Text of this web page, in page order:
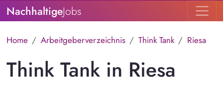
NachhaltigeJobs
Home Arbeitgeberverzeichnis Think Tank Riesa
Think Tank in Riesa